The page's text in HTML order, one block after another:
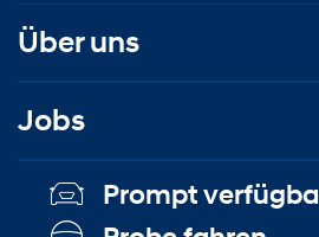
Über uns
Jobs
Prompt